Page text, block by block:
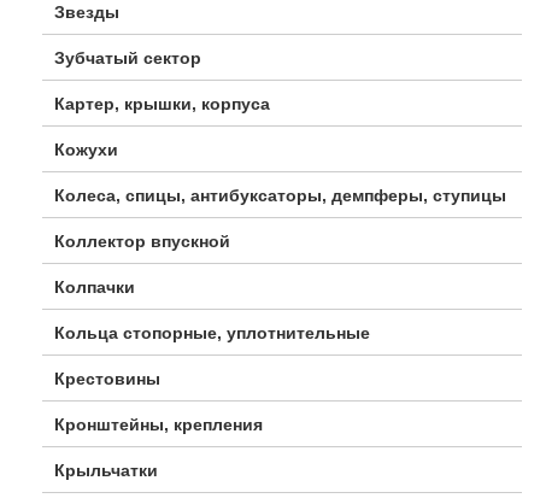
Звезды
Зубчатый сектор
Картер, крышки, корпуса
Кожухи
Колеса, спицы, антибуксаторы, демпферы, ступицы
Коллектор впускной
Колпачки
Кольца стопорные, уплотнительные
Крестовины
Кронштейны, крепления
Крыльчатки